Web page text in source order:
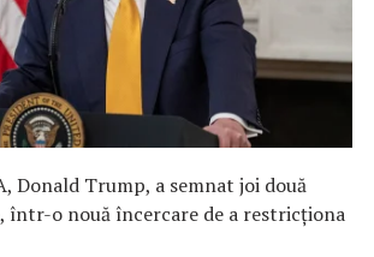
Donald Trump, a semnat joi două
într-o nouă încercare de a restricţiona